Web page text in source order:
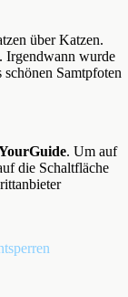
über Katzen.
Irgendwann wurde
Samtpfoten
. Um auf
die Schaltfläche